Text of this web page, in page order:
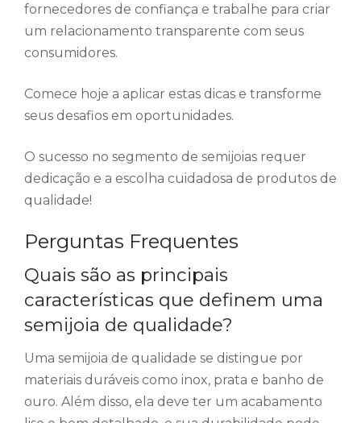
fornecedores de confiança e trabalhe para criar
um relacionamento transparente com seus
consumidores.
Comece hoje a aplicar estas dicas e transforme
seus desafios em oportunidades.
O sucesso no segmento de semijoias requer
dedicação e a escolha cuidadosa de produtos de
qualidade!
Perguntas Frequentes
Quais são as principais
características que definem uma
semijoia de qualidade?
Uma semijoia de qualidade se distingue por
materiais duráveis como inox, prata e banho de
ouro. Além disso, ela deve ter um acabamento